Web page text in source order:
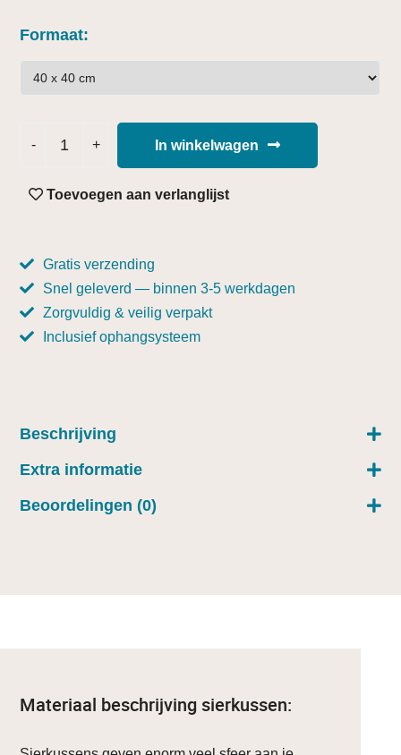
Formaat
In winkelwagen
Toevoegen aan verlanglijst
Gratis verzending
Snel geleverd — binnen 3-5 werkdagen
Zorgvuldig & veilig verpakt
Inclusief ophangsysteem
Beschrijving
Extra informatie
Beoordelingen (0)
Materiaal beschrijving sierkussen: